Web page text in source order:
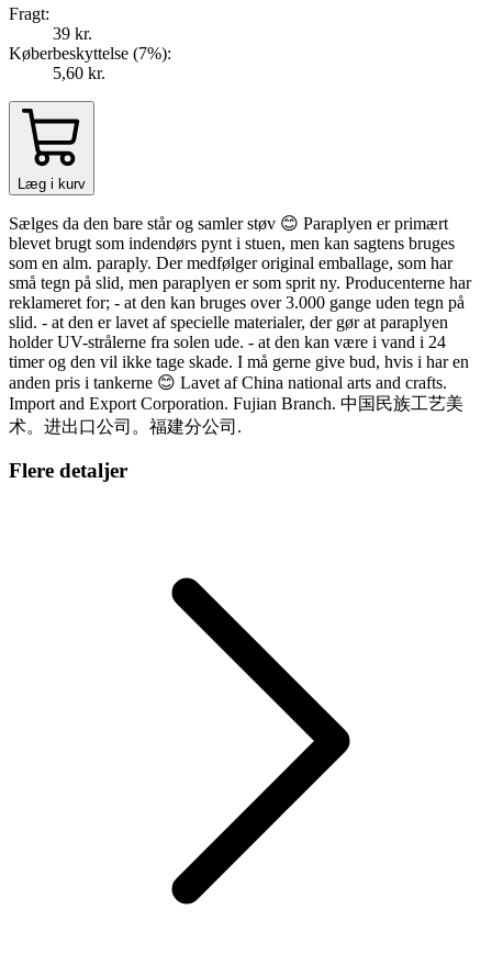
Fragt:
39 kr.
Køberbeskyttelse (7%):
5,60 kr.
Læg i kurv
Sælges da den bare står og samler støv 😊 Paraplyen er primært
blevet brugt som indendørs pynt i stuen, men kan sagtens bruges
som en alm. paraply. Der medfølger original emballage, som har
små tegn på slid, men paraplyen er som sprit ny. Producenterne har
reklameret for; - at den kan bruges over 3.000 gange uden tegn på
slid. - at den er lavet af specielle materialer, der gør at paraplyen
holder UV-strålerne fra solen ude. - at den kan være i vand i 24
timer og den vil ikke tage skade. I må gerne give bud, hvis i har en
anden pris i tankerne 😊 Lavet af China national arts and crafts.
Import and Export Corporation. Fujian Branch. 中国民族工艺美
术。进出口公司。福建分公司.
Flere detaljer